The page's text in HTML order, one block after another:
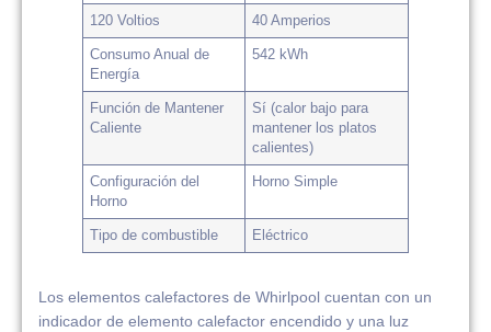
120 Voltios 40 Amperios
Consumo Anual de
Energía
542 kWh
Función de Mantener
Caliente
Sí (calor bajo para
mantener los platos
calientes)
Configuración del
Horno
Horno Simple
Tipo de combustible Eléctrico
Los elementos calefactores de Whirlpool cuentan con un
indicador de elemento calefactor encendido y una luz